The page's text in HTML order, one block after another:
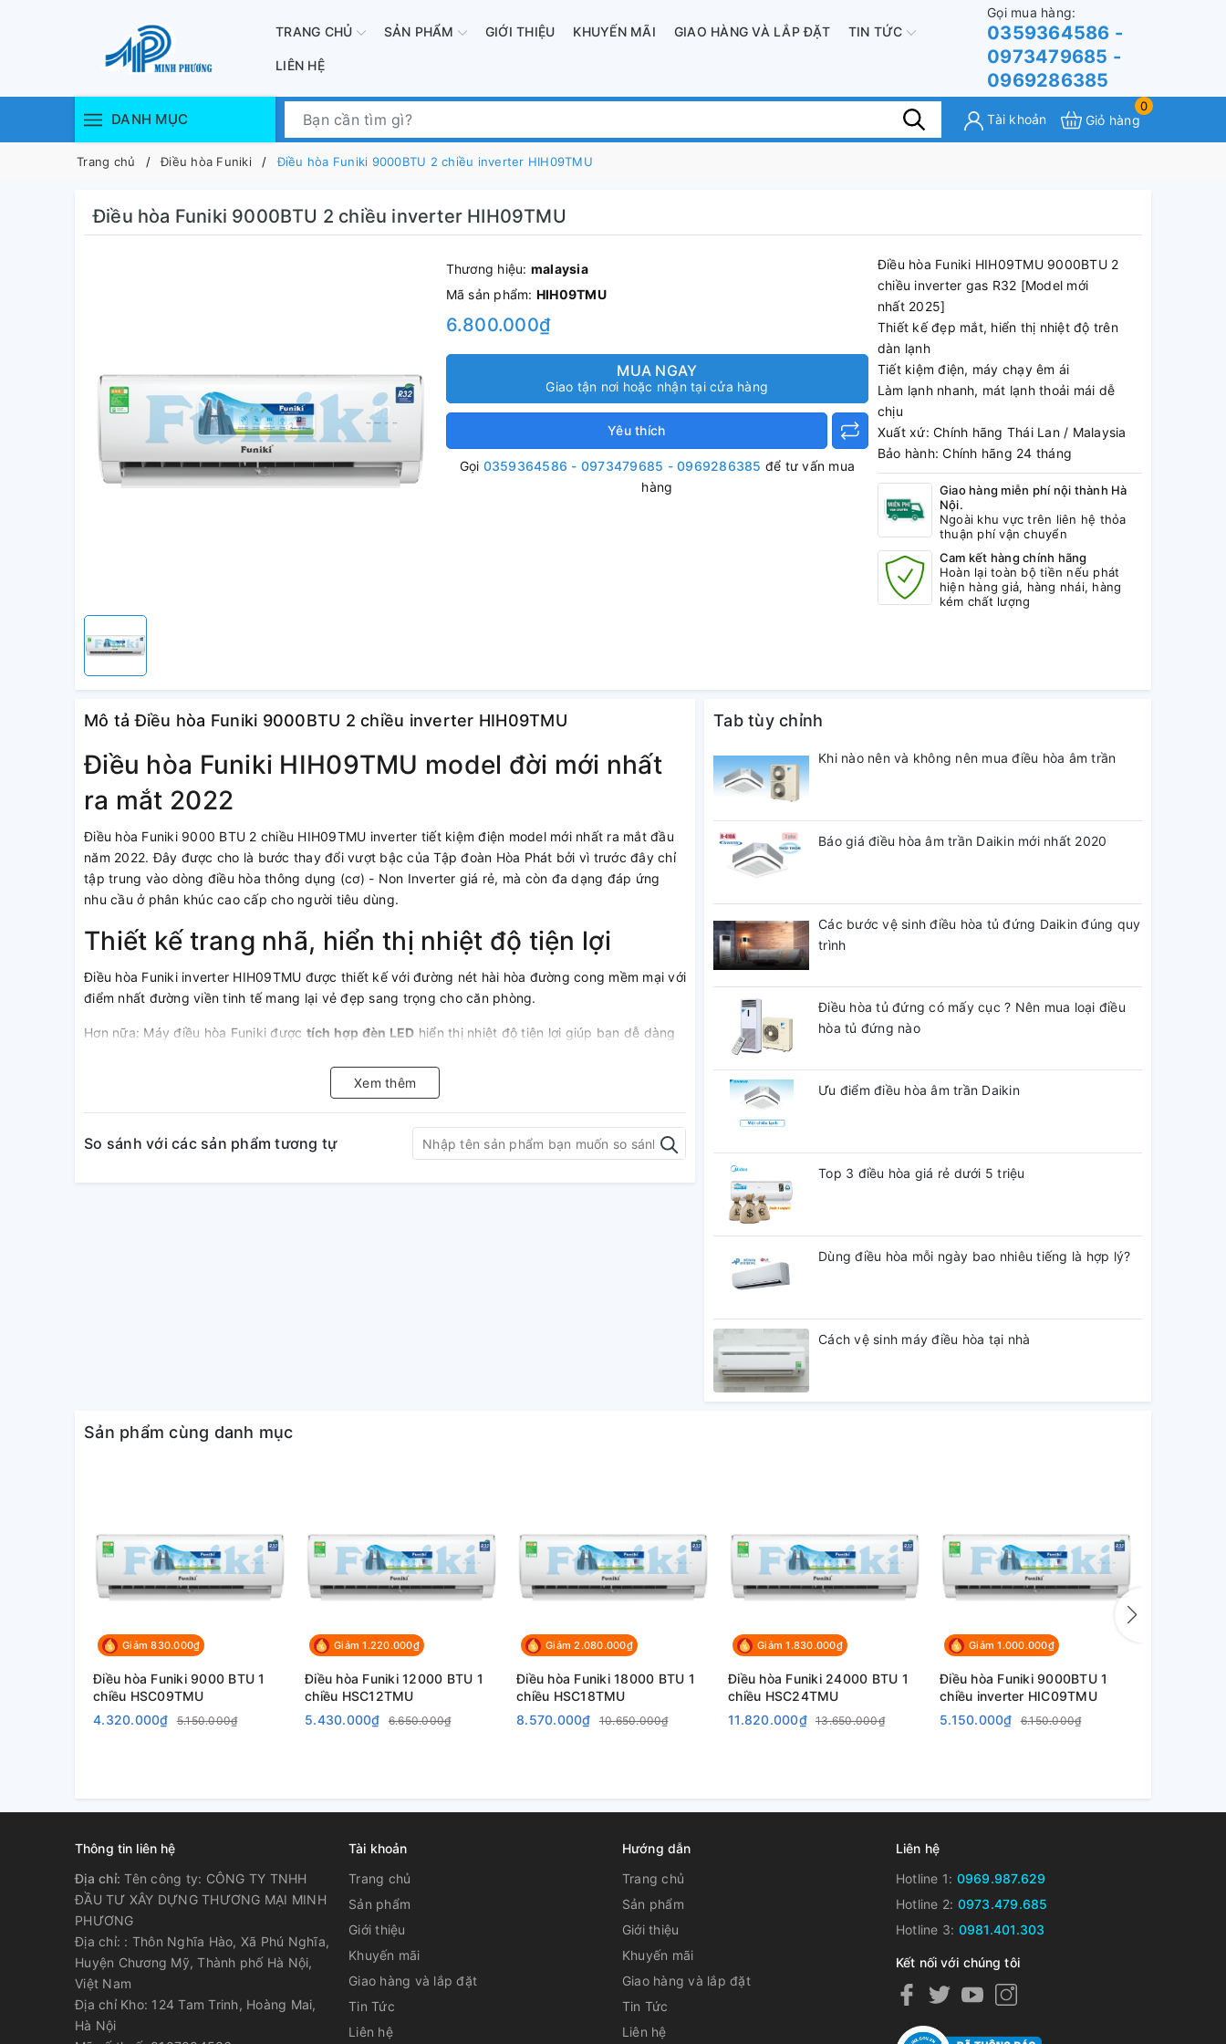
TRANG CHỦ SẢN PHẨM GIỚI THIỆU KHUYẾN MÃI GIAO HÀNG VÀ LẮP ĐẶT TIN TỨC
LIÊN HỆ
Gọi mua hàng:
0359364586 -
0973479685 -
0969286385
DANH MỤC Tài khoản
0
Giỏ hàng
Trang chủ Điều hòa Funiki Điều hòa Funiki 9000BTU 2 chiều inverter HIH09TMU
Điều hòa Funiki 9000BTU 2 chiều inverter HIH09TMU
Thương hiệu: malaysia
Mã sản phẩm: HIH09TMU
6.800.000₫
MUA NGAY
Giao tận nơi hoặc nhận tại cửa hàng
Yêu thích
Gọi 0359364586 - 0973479685 - 0969286385 để tư vấn mua
hàng
Điều hòa Funiki HIH09TMU 9000BTU 2
chiều inverter gas R32 [Model mới
nhất 2025]
Thiết kế đẹp mắt, hiển thị nhiệt độ trên
dàn lạnh
Tiết kiệm điện, máy chạy êm ái
Làm lạnh nhanh, mát lạnh thoải mái dễ
chịu
Xuất xứ: Chính hãng Thái Lan / Malaysia
Bảo hành: Chính hãng 24 tháng
Giao hàng miễn phí nội thành Hà
Nội.
Ngoài khu vực trên liên hệ thỏa
thuận phí vận chuyển
Cam kết hàng chính hãng
Hoàn lại toàn bộ tiền nếu phát
hiện hàng giả, hàng nhái, hàng
kém chất lượng
Mô tả Điều hòa Funiki 9000BTU 2 chiều inverter HIH09TMU
Điều hòa Funiki HIH09TMU model đời mới nhất
ra mắt 2022
Điều hòa Funiki 9000 BTU 2 chiều HIH09TMU inverter tiết kiệm điện model mới nhất ra mắt đầu
năm 2022. Đây được cho là bước thay đổi vượt bậc của Tập đoàn Hòa Phát bởi vì trước đây chỉ
tập trung vào dòng điều hòa thông dụng (cơ) - Non Inverter giá rẻ, mà còn đa dạng đáp ứng
nhu cầu ở phân khúc cao cấp cho người tiêu dùng.
Thiết kế trang nhã, hiển thị nhiệt độ tiện lợi
Điều hòa Funiki inverter HIH09TMU được thiết kế với đường nét hài hòa đường cong mềm mại với
điểm nhất đường viền tinh tế mang lại vẻ đẹp sang trọng cho căn phòng.
Hơn nữa: Máy điều hòa Funiki được tích hợp đèn LED hiển thị nhiệt độ tiện lợi giúp bạn dễ dàng
chói lóa khó chịu và Bạn cũng dễ dàng tắt đèn này (nếu không cần thiết).
Xem thêm
So sánh với các sản phẩm tương tự
Tab tùy chỉnh
Khi nào nên và không nên mua điều hòa âm trần
Báo giá điều hòa âm trần Daikin mới nhất 2020
Các bước vệ sinh điều hòa tủ đứng Daikin đúng quy
trình
Điều hòa tủ đứng có mấy cục ? Nên mua loại điều
hòa tủ đứng nào
Ưu điểm điều hòa âm trần Daikin
Top 3 điều hòa giá rẻ dưới 5 triệu
Dùng điều hòa mỗi ngày bao nhiêu tiếng là hợp lý?
Cách vệ sinh máy điều hòa tại nhà
Sản phẩm cùng danh mục
Giảm 830.000₫
Điều hòa Funiki 9000 BTU 1
chiều HSC09TMU
4.320.000₫
5.150.000₫
Giảm 1.220.000₫
Điều hòa Funiki 12000 BTU 1
chiều HSC12TMU
5.430.000₫
6.650.000₫
Giảm 2.080.000₫
Điều hòa Funiki 18000 BTU 1
chiều HSC18TMU
8.570.000₫
10.650.000₫
Giảm 1.830.000₫
Điều hòa Funiki 24000 BTU 1
chiều HSC24TMU
11.820.000₫
13.650.000₫
Giảm 1.000.000₫
Điều hòa Funiki 9000BTU 1
chiều inverter HIC09TMU
5.150.000₫
6.150.000₫
Thông tin liên hệ
Địa chỉ:Tên công ty: CÔNG TY TNHH
ĐẦU TƯ XÂY DỰNG THƯƠNG MẠI MINH
PHƯƠNG
Địa chỉ: : Thôn Nghĩa Hào, Xã Phú Nghĩa,
Huyện Chương Mỹ, Thành phố Hà Nội,
Việt Nam
Địa chỉ Kho: 124 Tam Trinh, Hoàng Mai,
Hà Nội
Tài khoản
Trang chủ
Sản phẩm
Giới thiệu
Khuyến mãi
Giao hàng và lắp đặt
Tin Tức
Liên hệ
Hướng dẫn
Trang chủ
Sản phẩm
Giới thiệu
Khuyến mãi
Giao hàng và lắp đặt
Tin Tức
Liên hệ
Liên hệ
Hotline 1: 0969.987.629
Hotline 2: 0973.479.685
Hotline 3: 0981.401.303
Kết nối với chúng tôi